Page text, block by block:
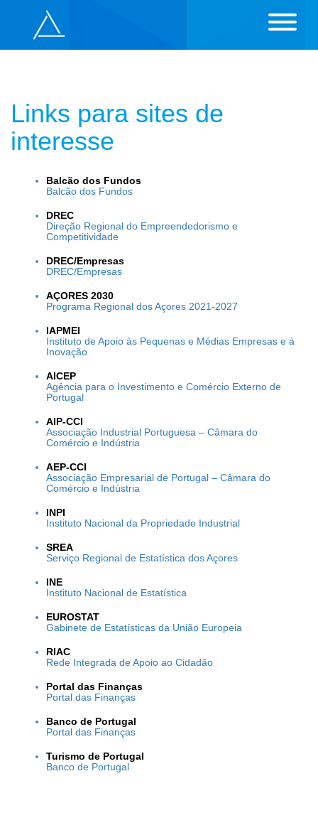
Links para sites de
interesse
Balcão dos Fundos
Balcão dos Fundos
DREC
Direção Regional do Empreendedorismo e
Competitividade
DREC/Empresas
DREC/Empresas
AÇORES 2030
Programa Regional dos Açores 2021-2027
IAPMEI
Instituto de Apoio às Pequenas e Médias Empresas e à
Inovação
AICEP
Agência para o Investimento e Comércio Externo de
Portugal
AIP-CCI
Associação Industrial Portuguesa – Câmara do
Comércio e Indústria
AEP-CCI
Associação Empresarial de Portugal – Câmara do
Comércio e Indústria
INPI
Instituto Nacional da Propriedade Industrial
SREA
Serviço Regional de Estatística dos Açores
INE
Instituto Nacional de Estatística
EUROSTAT
Gabinete de Estatísticas da União Europeia
RIAC
Rede Integrada de Apoio ao Cidadão
Portal das Finanças
Portal das Finanças
Banco de Portugal
Portal das Finanças
Turismo de Portugal
Banco de Portugal